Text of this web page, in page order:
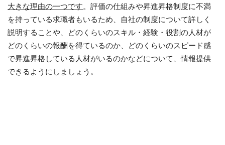
大きな理由の一つです。評価の仕組みや昇進昇格制度に不満
を持っている求職者もいるため、自社の制度について詳しく
説明することや、どのくらいのスキル・経験・役割の人材が
どのくらいの報酬を得ているのか、どのくらいのスピード感
で昇進昇格している人材がいるのかなどについて、情報提供
できるようにしましょう。